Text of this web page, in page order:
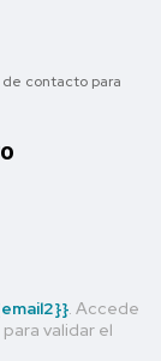
contacto para
. Accede
validar el